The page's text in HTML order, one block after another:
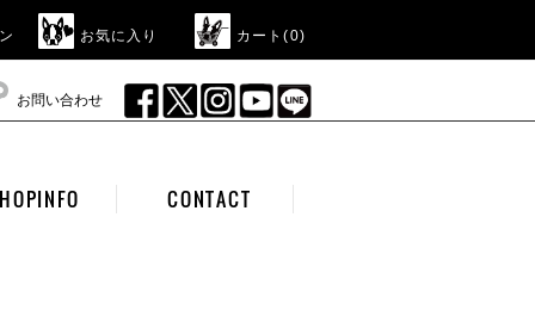
お気に入り カート(0)
お問い合わせ
CONTACT